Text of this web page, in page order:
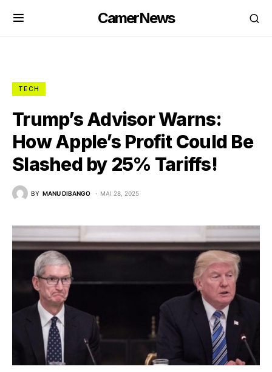
CamerNews
TECH
Trump’s Advisor Warns:
How Apple’s Profit Could Be
Slashed by 25% Tariffs!
BY MANU DIBANGO MAI 28, 2025